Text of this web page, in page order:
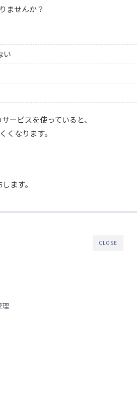
ませんか？
い
ービスを使っていると、
くなります。
ます。
CLOSE
理